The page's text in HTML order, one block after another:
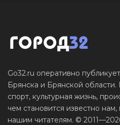
Go32.ru оперативно
Брянска и Брянской области.
спорт, культурная жизнь,
чем становится известно
нашим читателям. ©